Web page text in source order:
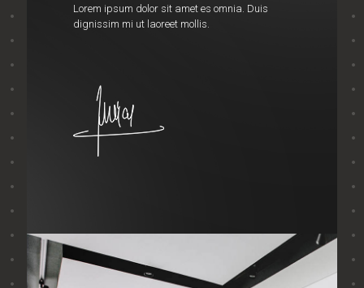
Lorem ipsum dolor sit amet es omnia. Duis
dignissim mi ut laoreet mollis.